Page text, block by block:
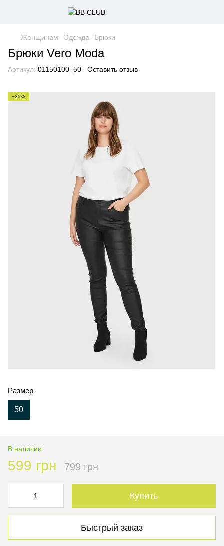
Женщинам Одежда Брюки
Брюки Vero Moda
Артикул: 01150100_50 Оставить отзыв
−25%
Размер
50
В наличии
599 грн 799 грн
Купить
Быстрый заказ